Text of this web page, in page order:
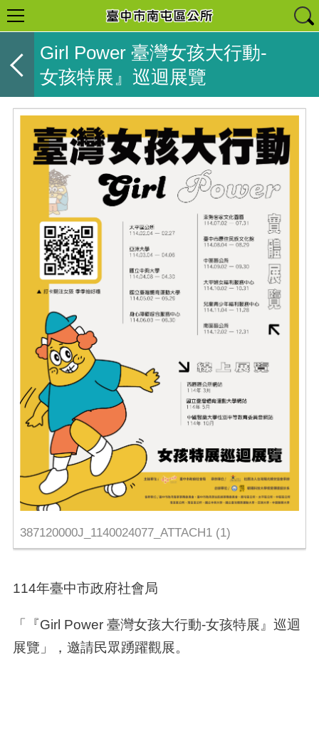
Girl Power 臺灣女孩大行動-
女孩特展』巡迴展覽
387120000J_1140024077_ATTACH1 (1)
114年臺中市政府社會局
「『Girl Power 臺灣女孩大行動-女孩特展』巡迴
展覽」，邀請民眾踴躍觀展。